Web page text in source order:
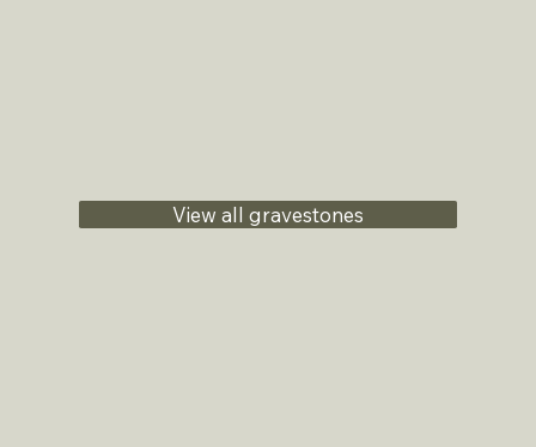
View all gravestones